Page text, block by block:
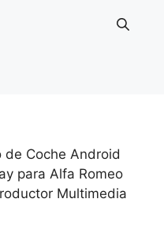
de Coche Android
para Alfa Romeo
Multimedia